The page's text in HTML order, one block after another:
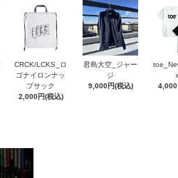
CRCK/LCKS_ロ
ゴナイロンナッ
プサック
2,000円(税込)
君島大空_ジャー
ジ
9,000円(税込)
4,000